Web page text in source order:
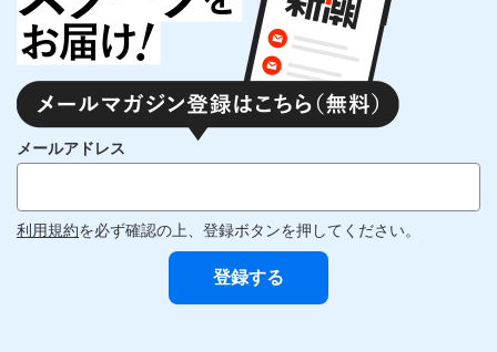
メールアドレス
利用規約を必ず確認の上、登録ボタンを押してください。